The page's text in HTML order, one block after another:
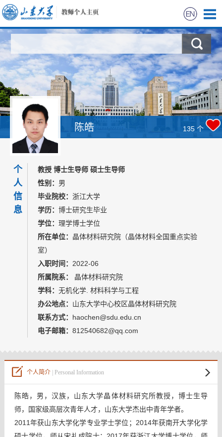
科学研究
教学研究
获奖信息
招生信息
学生信息
我的相册
教师博客
陈皓 135 个
个
人
信
息
教授 博士生导师 硕士生导师
性别： 男
毕业院校： 浙江大学
学历： 博士研究生毕业
学位： 理学博士学位
所在单位： 晶体材料研究院（晶体材料全国重点实验
室）
入职时间： 2022-06
所属院系：
晶体材料研究院
学科： 无机化学. 材料科学与工程
办公地点： 山东大学中心校区晶体材料研究院
联系方式： haochen@sdu.edu.cn
电子邮箱： 812540682@qq.com
个人简介| Personal Information
陈皓，男，汉族，山东大学晶体材料研究所教授，博士生导
师，国家级高层次青年人才，山东大学杰出中青年学者。
2011年获山东大学化学专业学士学位；2014年获南开大学化学